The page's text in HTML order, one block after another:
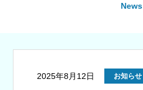
News
2025年8月12日 お知らせ